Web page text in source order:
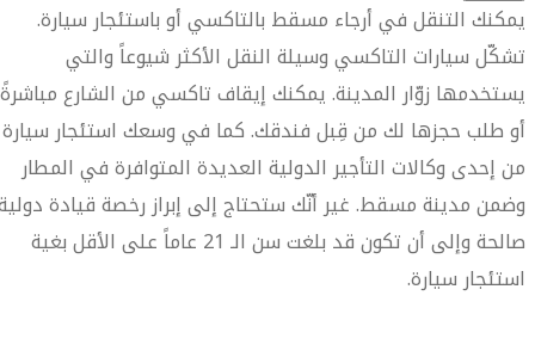
يمكنك التنقل في أرجاء مسقط بالتاكسي أو باستئجار سيارة.
تشكّل سيارات التاكسي وسيلة النقل الأكثر شيوعاً والتي
يستخدمها زوّار المدينة. يمكنك إيقاف تاكسي من الشارع مباشرةً
أو طلب حجزها لك من قِبل فندقك. كما في وسعك استئجار سيارة
من إحدى وكالات التأجير الدولية العديدة المتوافرة في المطار
وضمن مدينة مسقط. غير أنّك ستحتاج إلى إبراز رخصة قيادة
صالحة وإلى أن تكون قد بلغت سن الـ 21 عاماً على الأقل بغية
استئجار سيارة.